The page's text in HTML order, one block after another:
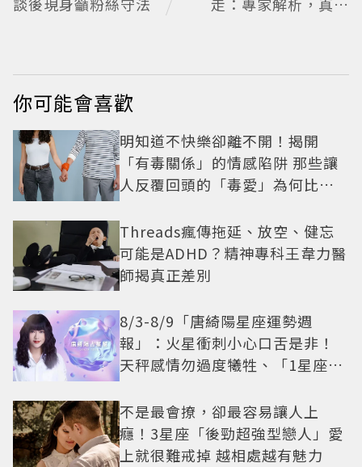
你可能會喜歡
明知道不快樂卻離不開！揭開
「有毒關係」的情感陷阱 那些讓
人反覆回頭的「毒愛」為何比菸
Threads瘋傳拖延、放空、健忘
可能是ADHD？精神專科王韋力醫
師揭真正差別
8/3-8/9「唐綺陽星座運勢週
報」：火星衝刺小心口舌是非！
天秤感情勿過度犧牲、「1星座」
不是最會撩，卻最容易讓人上
癮！3星座「後勁超強型戀人」愛
上就很難戒掉 越相處越有魅力